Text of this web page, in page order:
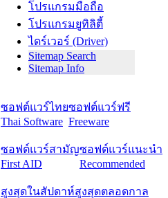
โปรแกรมมือถือ
โปรแกรมยูทิลิตี้
ไดร์เวอร์ (Driver)
Sitemap Search
Sitemap Info
ซอฟต์แวร์ไทย
Thai Software
ซอฟต์แวร์ฟรี
Freeware
ซอฟต์แวร์สามัญ
First AID
ซอฟต์แวร์แนะนำ
Recommended
สูงสุดในสัปดาห์สูงสุดตลอดกาล